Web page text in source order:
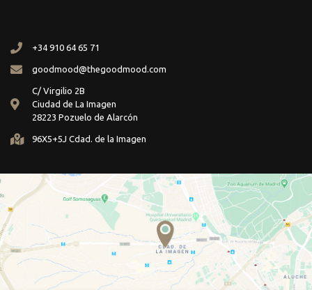
+34 910 64 65 71
goodmood@thegoodmood.com
C/ Virgilio 2B
Ciudad de La Imagen
28223 Pozuelo de Alarcón
96X5+5J Cdad. de la Imagen